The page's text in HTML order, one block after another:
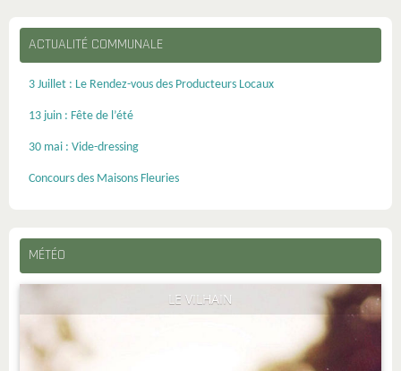
ACTUALITÉ COMMUNALE
3 Juillet : Le Rendez-vous des Producteurs Locaux
13 juin : Fête de l’été
30 mai : Vide-dressing
Concours des Maisons Fleuries
MÉTÉO
LE VILHAIN